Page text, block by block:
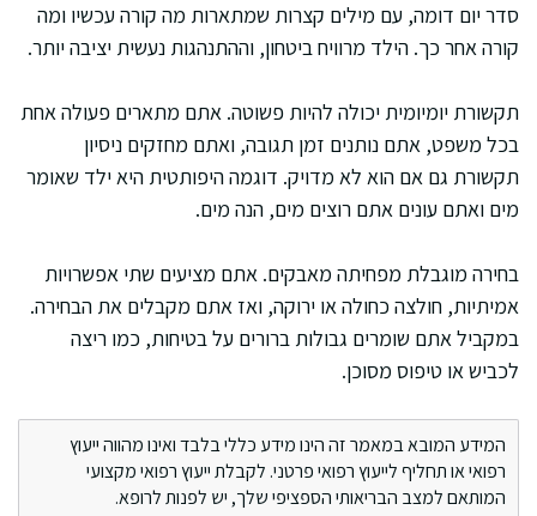
סדר יום דומה, עם מילים קצרות שמתארות מה קורה עכשיו ומה
קורה אחר כך. הילד מרוויח ביטחון, וההתנהגות נעשית יציבה יותר.
תקשורת יומיומית יכולה להיות פשוטה. אתם מתארים פעולה אחת
בכל משפט, אתם נותנים זמן תגובה, ואתם מחזקים ניסיון
תקשורת גם אם הוא לא מדויק. דוגמה היפותטית היא ילד שאומר
מים ואתם עונים אתם רוצים מים, הנה מים.
בחירה מוגבלת מפחיתה מאבקים. אתם מציעים שתי אפשרויות
אמיתיות, חולצה כחולה או ירוקה, ואז אתם מקבלים את הבחירה.
במקביל אתם שומרים גבולות ברורים על בטיחות, כמו ריצה
לכביש או טיפוס מסוכן.
המידע המובא במאמר זה הינו מידע כללי בלבד ואינו מהווה ייעוץ
רפואי או תחליף לייעוץ רפואי פרטני. לקבלת ייעוץ רפואי מקצועי
המותאם למצב הבריאותי הספציפי שלך, יש לפנות לרופא.